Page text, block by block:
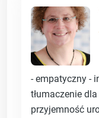
- empatyczny -
tłumaczenie
przyjemność